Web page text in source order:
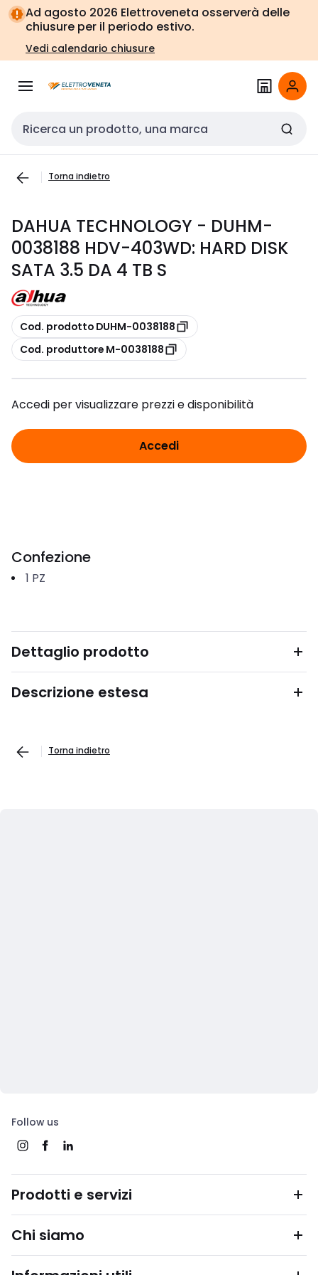
Vai alla
navigazione
Vai
alla
pagina
Ad agosto 2026 Elettroveneta osserverà delle
chiusure per il periodo estivo.
Vedi calendario chiusure
Cerca input
Torna indietro
DAHUA TECHNOLOGY - DUHM-
0038188 HDV-403WD: HARD DISK
SATA 3.5 DA 4 TB S
copia
Cod. prodotto DUHM-0038188
copia
Cod. produttore M-0038188
Accedi per visualizzare prezzi e disponibilità
Accedi
Confezione
1 PZ
Dettaglio prodotto
Descrizione estesa
Torna indietro
Follow us
Prodotti e servizi
Chi siamo